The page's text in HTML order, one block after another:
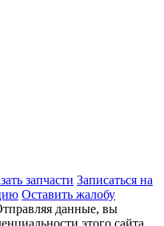
запчасти Записаться на
Оставить жалобу
данные, вы
этого сайта.